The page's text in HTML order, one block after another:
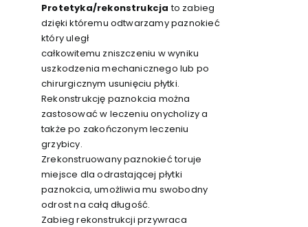
Protetyka/rekonstrukcja to zabieg
dzięki któremu odtwarzamy paznokieć
który uległ
całkowitemu zniszczeniu w wyniku
uszkodzenia mechanicznego lub po
chirurgicznym usunięciu płytki.
Rekonstrukcję paznokcia można
zastosować w leczeniu onycholizy a
także po zakończonym leczeniu
grzybicy.
Zrekonstruowany paznokieć toruje
miejsce dla odrastającej płytki
paznokcia, umożliwia mu swobodny
odrost na całą długość.
Zabieg rekonstrukcji przywraca